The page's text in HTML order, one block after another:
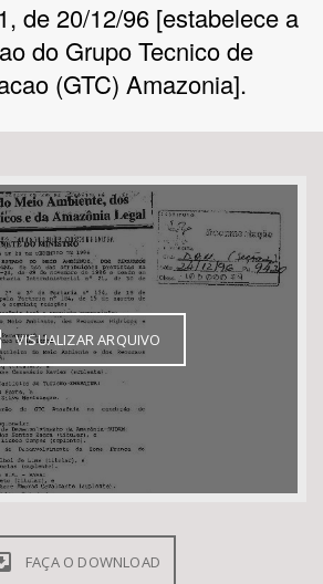
de 20/12/96 [estabelece a
do Grupo Tecnico de
(GTC) Amazonia].
VISUALIZAR ARQUIVO
FAÇA O DOWNLOAD